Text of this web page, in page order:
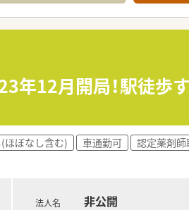
患者様がお薬を受け取るまでの時
オシャレな雰囲気作りを心掛け、
年12月開局！駅徒
ほぼなし含む) 車通勤可 認定薬剤師
法人名 非公開